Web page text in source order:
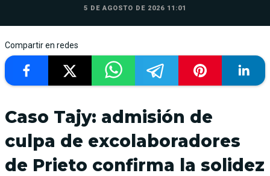
5 DE AGOSTO DE 2026 11:01
Compartir en redes
Caso Tajy: admisión de
culpa de excolaboradores
de Prieto confirma la solidez